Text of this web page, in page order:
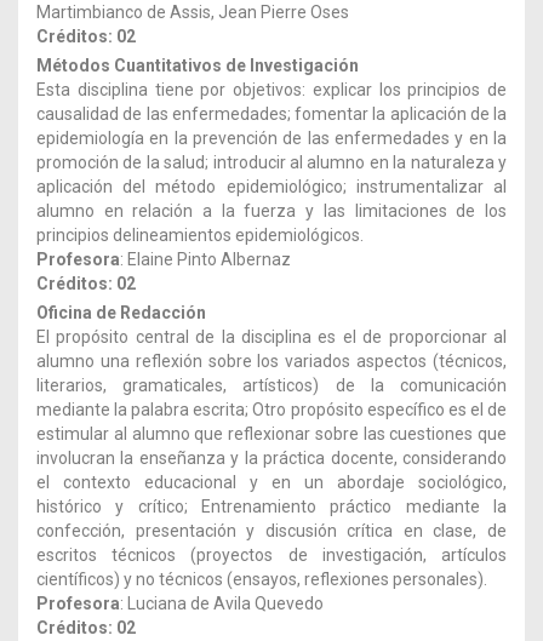
Martimbianco de Assis, Jean Pierre Oses
Créditos: 02
Métodos Cuantitativos de Investigación
Esta disciplina tiene por objetivos: explicar los principios de
causalidad de las enfermedades; fomentar la aplicación de la
epidemiología en la prevención de las enfermedades y en la
promoción de la salud; introducir al alumno en la naturaleza y
aplicación del método epidemiológico; instrumentalizar al
alumno en relación a la fuerza y las limitaciones de los
principios delineamientos epidemiológicos.
Profesora: Elaine Pinto Albernaz
Créditos: 02
Oficina de Redacción
El propósito central de la disciplina es el de proporcionar al
alumno una reflexión sobre los variados aspectos (técnicos,
literarios, gramaticales, artísticos) de la comunicación
mediante la palabra escrita; Otro propósito específico es el de
estimular al alumno que reflexionar sobre las cuestiones que
involucran la enseñanza y la práctica docente, considerando
el contexto educacional y en un abordaje sociológico,
histórico y crítico; Entrenamiento práctico mediante la
confección, presentación y discusión crítica en clase, de
escritos técnicos (proyectos de investigación, artículos
científicos) y no técnicos (ensayos, reflexiones personales).
Profesora: Luciana de Avila Quevedo
Créditos: 02